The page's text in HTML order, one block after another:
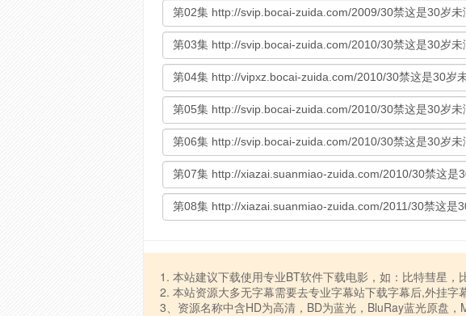
1. 本站建议下载使用专业BT软件下载电影，如：比特彗星
2. 本站资源大多无字幕需要去专业字幕站下载字幕后,外挂
3、资源名称中含HD为高清，BD为蓝光，BluRay蓝光原盘